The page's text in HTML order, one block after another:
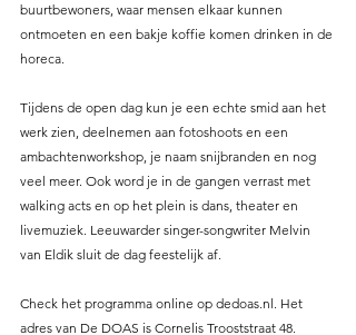
buurtbewoners, waar mensen elkaar kunnen
ontmoeten en een bakje koffie komen drinken in de
horeca.
Tijdens de open dag kun je een echte smid aan het
werk zien, deelnemen aan fotoshoots en een
ambachtenworkshop, je naam snijbranden en nog
veel meer. Ook word je in de gangen verrast met
walking acts en op het plein is dans, theater en
livemuziek. Leeuwarder singer-songwriter Melvin
van Eldik sluit de dag feestelijk af.
Check het programma online op dedoas.nl. Het
adres van De DOAS is Cornelis Trooststraat 48.